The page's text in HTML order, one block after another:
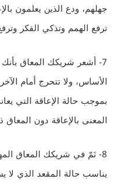
جهلهم، ودع الذين يعلمون
ترفع الهمم وتذكي الفكر
7- أشعر شريكك المعاق
الأساس، ولا تتحرج أمام
بموجب حالة الإعاقة التي
المعنى بالإعاقة دون المعاق
8- نَمّ في شريكك المعاق
يناسب حالة المقعد الذي لا